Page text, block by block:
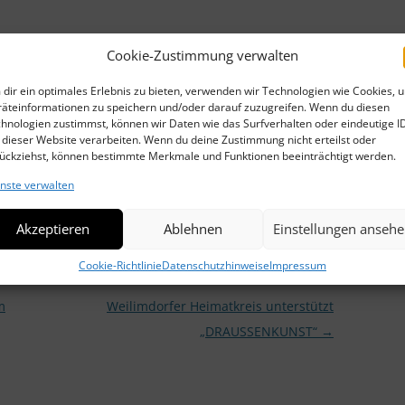
Cookie-Zustimmung verwalten
dir ein optimales Erlebnis zu bieten, verwenden wir Technologien wie Cookies,
zu speichern und/oder darauf zuzugreifen. Wenn du diesen
zustimmst, können wir Daten wie das Surfverhalten oder eindeutige
Website verarbeiten. Wenn du deine Zustimmung nicht erteilst oder
können bestimmte Merkmale und Funktionen beeinträchtigt werden.
verwalten
Akzeptieren Ablehnen Einstellungen
Cookie-RichtlinieDatenschutzhinweiseImpressum
– bei Zeitschriften Held/Haligerme imLöwen-Markt
in Höhe von 5,- Euro.
Medien:
teilen teilen E-Mail
unterAktuell
Weilimdorfer Heimatkreis unterstützt
„DRAUSSENKUNST“ →